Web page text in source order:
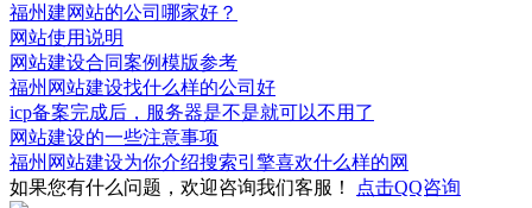
福州建网站的公司哪家好？
网站使用说明
网站建设合同案例模版参考
福州网站建设找什么样的公司好
icp备案完成后，服务器是不是就可以不用了
网站建设的一些注意事项
福州网站建设为你介绍搜索引擎喜欢什么样的网
如果您有什么问题，欢迎咨询我们客服！
点击QQ咨询